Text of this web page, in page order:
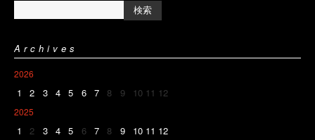
Archives
2026
1 2 3 4 5 6 7 8 9 10 11 12
2025
1 2 3 4 5 6 7 8 9 10 11 12